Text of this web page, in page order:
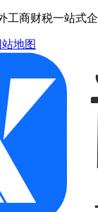
工商财税一站式
站地图